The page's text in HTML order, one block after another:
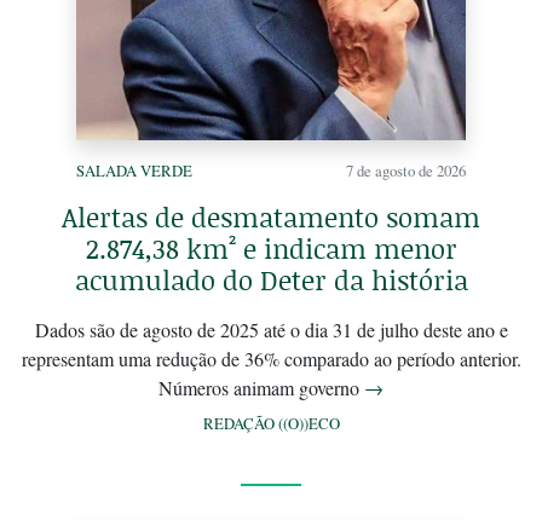
SALADA VERDE 7 de agosto de 2026
Alertas de desmatamento somam
2.874,38 km² e indicam menor
acumulado do Deter da história
Dados são de agosto de 2025 até o dia 31 de julho deste ano e
representam uma redução de 36% comparado ao período anterior.
Números animam governo →
REDAÇÃO ((O))ECO